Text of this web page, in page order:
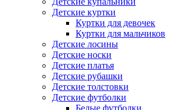
Детские куртки
Куртки для девочек
Куртки для мальчиков
Детские лосины
Детские носки
Детские платья
Детские рубашки
Детские толстовки
Детские футболки
Белые футболки